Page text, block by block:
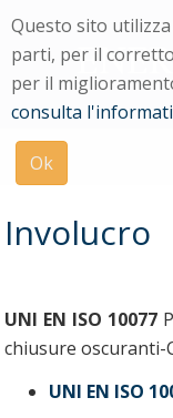
Questo sito
parti, per il
per il
consulta
Ok
Menu
di
navigazione
Modulo
ricerca
su
uniPi
Involucro
UNI EN ISO 10077
chiusure oscuranti-
UNI EN ISO